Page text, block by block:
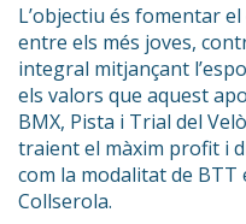
L’objectiu és fomentar
entre els més joves,
integral mitjançant
els valors que aquest
BMX, Pista i Trial del
traient el màxim profit i
com la modalitat de BTT
Collserola.